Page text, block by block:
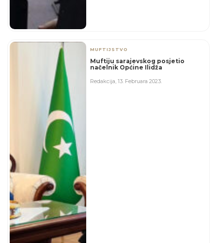
MUFTIJSTVO
Muftiju sarajevskog posjetio
načelnik Općine Ilidža
Redakcija ,13. Februara 2023.